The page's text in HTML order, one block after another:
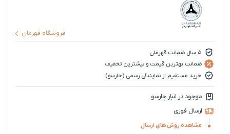
فروشگاه قهرمان
5 سال ضمانت قهرمان
ضمانت بهترین قیمت و بیشترین تخفیف
خرید مستقیم از نمایندگی رسمی (چارسو)
موجود در انبار چارسو
ارسال فوری
مشاهده روش های ارسال